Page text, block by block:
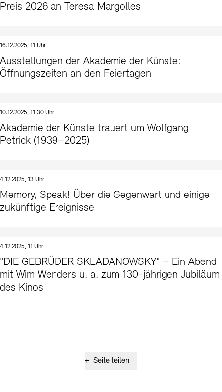
Preis 2026 an Teresa Margolles
16.12.2025, 11 Uhr
Ausstellungen der Akademie der Künste:
Öffnungszeiten an den Feiertagen
10.12.2025, 11.30 Uhr
Akademie der Künste trauert um Wolfgang
Petrick (1939–2025)
4.12.2025, 13 Uhr
Memory, Speak! Über die Gegenwart und einige
zukünftige Ereignisse
4.12.2025, 11 Uhr
"DIE GEBRÜDER SKLADANOWSKY" – Ein Abend
mit Wim Wenders u. a. zum 130-jährigen Jubiläum
des Kinos
+ Seite teilen